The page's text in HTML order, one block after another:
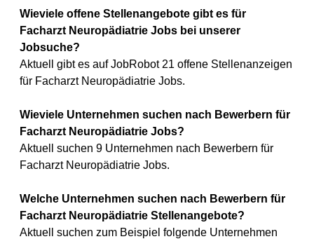
Wieviele offene Stellenangebote gibt es für
Facharzt Neuropädiatrie Jobs bei unserer
Jobsuche?
Aktuell gibt es auf JobRobot 21 offene Stellenanzeigen
für Facharzt Neuropädiatrie Jobs.
Wieviele Unternehmen suchen nach Bewerbern für
Facharzt Neuropädiatrie Jobs?
Aktuell suchen 9 Unternehmen nach Bewerbern für
Facharzt Neuropädiatrie Jobs.
Welche Unternehmen suchen nach Bewerbern für
Facharzt Neuropädiatrie Stellenangebote?
Aktuell suchen zum Beispiel folgende Unternehmen